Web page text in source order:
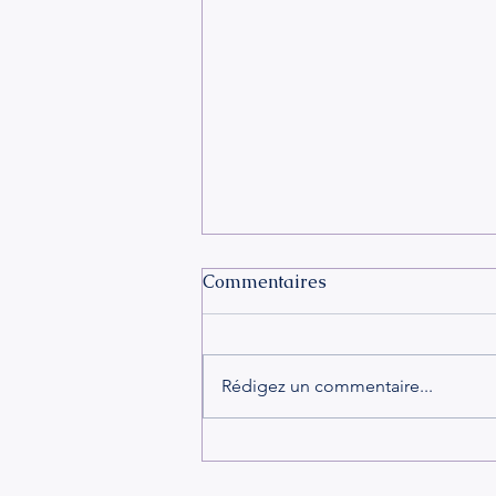
Commentaires
Rédigez un commentaire...